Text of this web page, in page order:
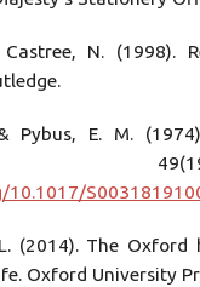
N. (1998).
Pybus, E. M.
(2014). The
Oxford University